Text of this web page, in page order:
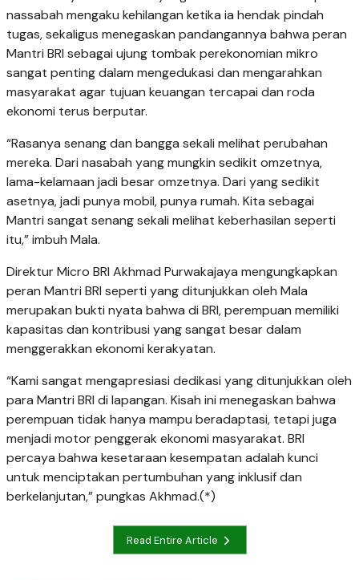
nassabah mengaku kehilangan ketika ia hendak pindah
tugas, sekaligus menegaskan pandangannya bahwa peran
Mantri BRI sebagai ujung tombak perekonomian mikro
sangat penting dalam mengedukasi dan mengarahkan
masyarakat agar tujuan keuangan tercapai dan roda
ekonomi terus berputar.
“Rasanya senang dan bangga sekali melihat perubahan
mereka. Dari nasabah yang mungkin sedikit omzetnya,
lama-kelamaan jadi besar omzetnya. Dari yang sedikit
asetnya, jadi punya mobil, punya rumah. Kita sebagai
Mantri sangat senang sekali melihat keberhasilan seperti
itu,” imbuh Mala.
Direktur Micro BRI Akhmad Purwakajaya mengungkapkan
peran Mantri BRI seperti yang ditunjukkan oleh Mala
merupakan bukti nyata bahwa di BRI, perempuan memiliki
kapasitas dan kontribusi yang sangat besar dalam
menggerakkan ekonomi kerakyatan.
“Kami sangat mengapresiasi dedikasi yang ditunjukkan oleh
para Mantri BRI di lapangan. Kisah ini menegaskan bahwa
perempuan tidak hanya mampu beradaptasi, tetapi juga
menjadi motor penggerak ekonomi masyarakat. BRI
percaya bahwa kesetaraan kesempatan adalah kunci
untuk menciptakan pertumbuhan yang inklusif dan
berkelanjutan,” pungkas Akhmad.(*)
Read Entire Article